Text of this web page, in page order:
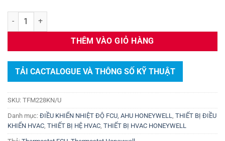
Điều khiển FCU Honeywell TFM228KN/U số lượng
THÊM VÀO GIỎ HÀNG
TẢI CACTALOGUE VÀ THÔNG SỐ KỸ THUẬT
SKU: TFM228KN/U
Danh mục: ĐIỀU KHIỂN NHIỆT ĐỘ FCU, AHU HONEYWELL, THIẾT BỊ ĐIỀU
KHIỂN HVAC, THIẾT BỊ HỆ HVAC, THIẾT BỊ HVAC HONEYWELL